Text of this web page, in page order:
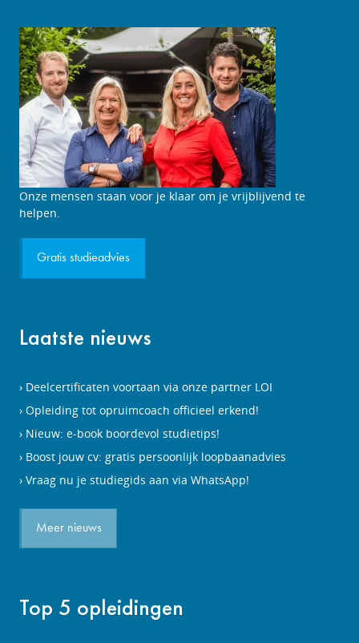
Studieadviesgesprek
aanvragen
Onze mensen staan voor je klaar om je vrijblijvend te
helpen.
Gratis studieadvies
Laatste nieuws
Deelcertificaten voortaan via onze partner LOI
Opleiding tot opruimcoach officieel erkend!
Nieuw: e-book boordevol studietips!
Boost jouw cv: gratis persoonlijk loopbaanadvies
Vraag nu je studiegids aan via WhatsApp!
Meer nieuws
Top 5 opleidingen